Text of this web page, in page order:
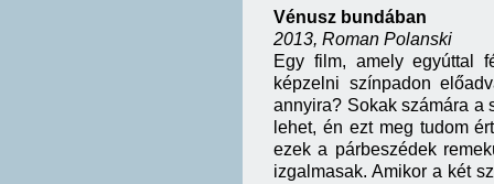
Vénusz bundában
2013, Roman Polanski
Egy film, amely egyúttal
képzelni színpadon
annyira? Sokak számára a
lehet, én ezt meg tudom
ezek a párbeszédek
izgalmasak. Amikor a két